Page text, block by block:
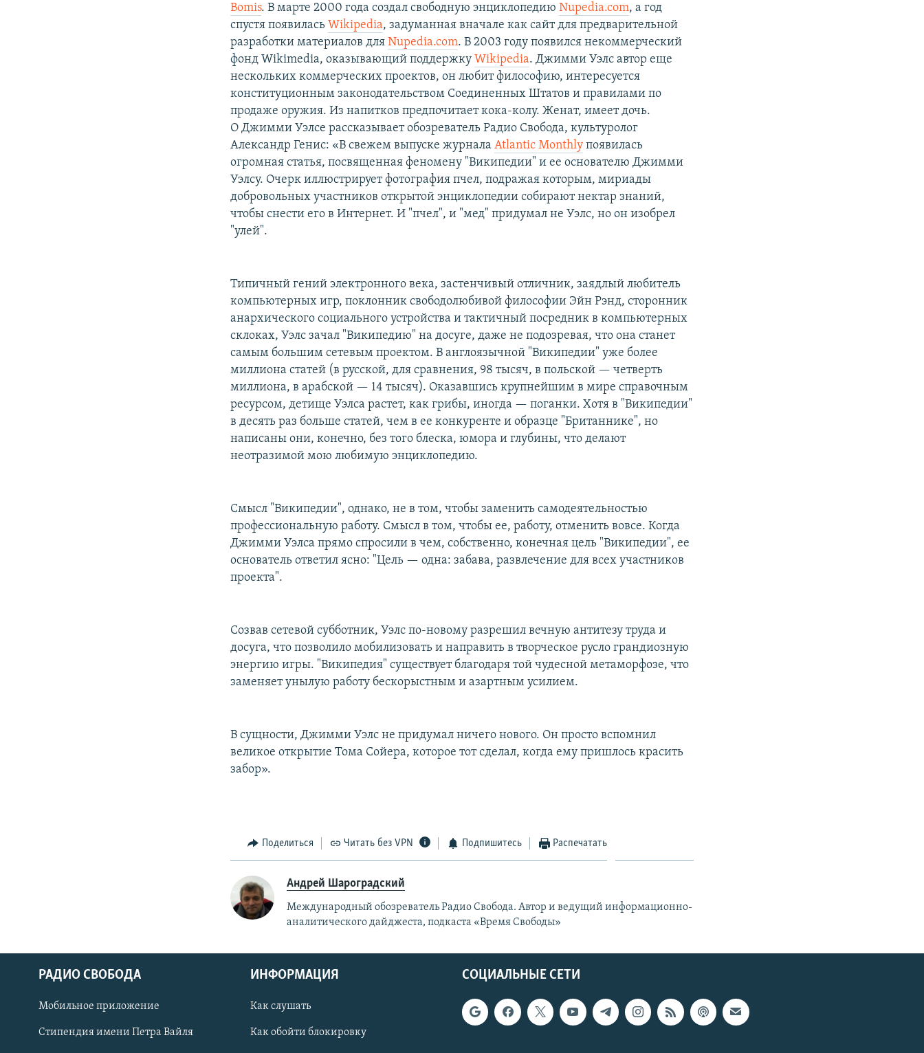
СОЦИАЛЬНЫЕ СЕТИ
Bomis. В марте 2000 года создал свободную энциклопедиюNupedia.com, а год
спустя появиласьWikipedia, задуманная вначале как сайт для предварительной
разработки материалов дляNupedia.com. В 2003 году появился некоммерческий
фонд Wikimedia, оказывающий поддержкуWikipedia. Джимми Уэлс автор еще
нескольких коммерческих проектов, он любит философию, интересуется
конституционным законодательством Соединенных Штатов и правилами по
продаже оружия. Из напитков предпочитает кока-колу. Женат, имеет дочь.
О Джимми Уэлсе рассказывает обозреватель Радио Свобода, культуролог
Александр Генис: «В свежем выпуске журналаAtlantic Monthly появилась
огромная статья, посвященная феномену "Википедии" и ее основателю Джимми
Уэлсу. Очерк иллюстрирует фотография пчел, подражая которым, мириады
добровольных участников открытой энциклопедии собирают нектар знаний,
чтобы снести его в Интернет. И "пчел", и "мед" придумал не Уэлс, но он изобрел
"улей".
Типичный гений электронного века, застенчивый отличник, заядлый любитель
компьютерных игр, поклонник свободолюбивой философии Эйн Рэнд, сторонник
анархического социального устройства и тактичный посредник в компьютерных
склоках, Уэлс зачал "Википедию" на досуге, даже не подозревая, что она станет
самым большим сетевым проектом. В англоязычной "Википедии" уже более
миллиона статей (в русской, для сравнения, 98 тысяч, в польской — четверть
миллиона, в арабской — 14 тысяч). Оказавшись крупнейшим в мире справочным
ресурсом, детище Уэлса растет, как грибы, иногда — поганки. Хотя в "Википедии"
в десять раз больше статей, чем в ее конкуренте и образце "Британнике", но
написаны они, конечно, без того блеска, юмора и глубины, что делают
неотразимой мою любимую энциклопедию.
Смысл "Википедии", однако, не в том, чтобы заменить самодеятельностью
профессиональную работу. Смысл в том, чтобы ее, работу, отменить вовсе. Когда
Джимми Уэлса прямо спросили в чем, собственно, конечная цель "Википедии", ее
основатель ответил ясно: "Цель — одна: забава, развлечение для всех участников
проекта".
Созвав сетевой субботник, Уэлс по-новому разрешил вечную антитезу труда и
досуга, что позволило мобилизовать и направить в творческое русло грандиозную
энергию игры. "Википедия" существует благодаря той чудесной метаморфозе, что
заменяет унылую работу бескорыстным и азартным усилием.
В сущности, Джимми Уэлс не придумал ничего нового. Он просто вспомнил
великое открытие Тома Сойера, которое тот сделал, когда ему пришлось красить
забор».
Поделиться Читать без VPN Подпишитесь Распечатать
Андрей Шароградский
Международный обозреватель Радио Свобода. Автор и ведущий информационно-
аналитического дайджеста, подкаста «Время Свободы»
СОЦИАЛЬНЫЕ СЕТИ
РАДИО СВОБОДА
Мобильное приложение
Стипендия имени Петра Вайля
ИНФОРМАЦИЯ
Как слушать
Как обойти блокировку